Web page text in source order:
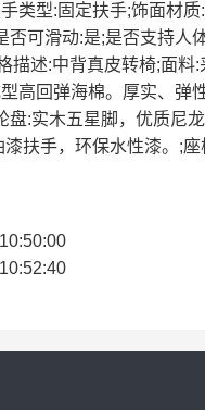
类型:固定扶手;饰面材
否可滑动:是;是否支持人
描述:中背真皮转椅;面
高回弹海棉。厚实、
盘:实木五星脚，优质尼
扶手，环保水性漆。;